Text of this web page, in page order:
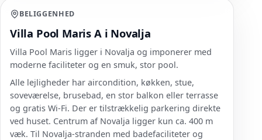
BELIGGENHED
Villa Pool Maris A i Novalja
Villa Pool Maris ligger i Novalja og imponerer med
moderne faciliteter og en smuk, stor pool.
Alle lejligheder har aircondition, køkken, stue,
soveværelse, brusebad, en stor balkon eller terrasse
og gratis Wi-Fi. Der er tilstrækkelig parkering direkte
ved huset. Centrum af Novalja ligger kun ca. 400 m
væk. Til Novalja-stranden med badefaciliteter og